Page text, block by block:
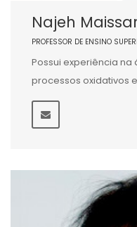
Najeh
PROFESSOR DE ENSINO
Possui experiência
processos oxidativos